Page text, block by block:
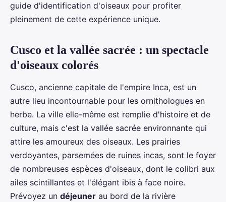
guide d'identification d'oiseaux pour profiter
pleinement de cette expérience unique.
Cusco et la vallée sacrée : un spectacle
d'oiseaux colorés
Cusco, ancienne capitale de l'empire Inca, est un
autre lieu incontournable pour les ornithologues en
herbe. La ville elle-même est remplie d'histoire et de
culture, mais c'est la vallée sacrée environnante qui
attire les amoureux des oiseaux. Les prairies
verdoyantes, parsemées de ruines incas, sont le foyer
de nombreuses espèces d'oiseaux, dont le colibri aux
ailes scintillantes et l'élégant ibis à face noire.
Prévoyez un déjeuner au bord de la rivière